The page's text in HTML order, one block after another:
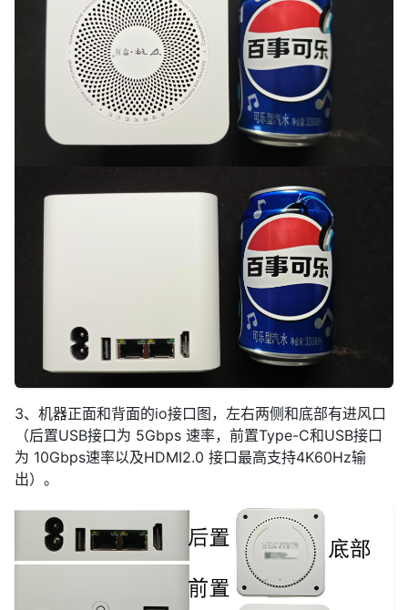
3、机器正面和背面的io接口图，左右两侧和底部有进风口
（后置USB接口为 5Gbps 速率，前置Type-C和USB接口
为 10Gbps速率以及HDMI2.0 接口最高支持4K60Hz输
出）。